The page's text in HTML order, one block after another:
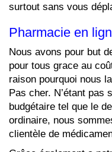
surtout sans vous
Pharmacie en
Nous avons pour but
pour tous grace au
raison pourquoi nous
Pas cher. N’étant pas
budgétaire tel que le
ordinaire, nous
clientèle de